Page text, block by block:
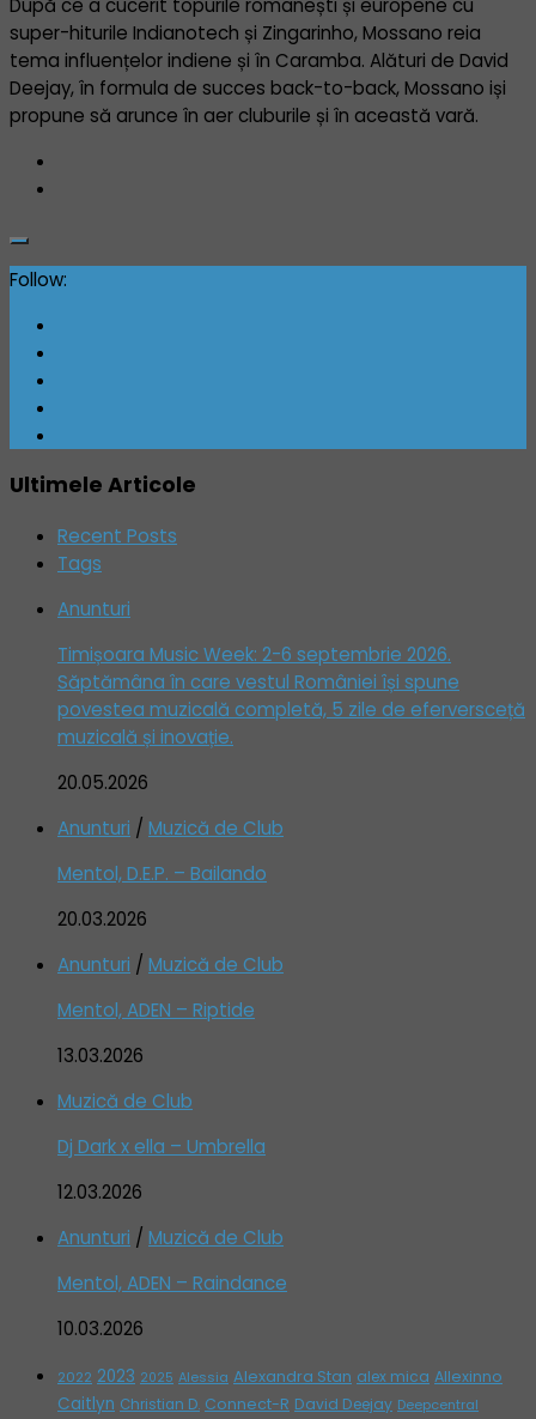
super-hiturile Indianotech și Zingarinho, Mossano reia
tema influențelor indiene și în Caramba. Alături de David
Deejay, în formula de succes back-to-back, Mossano iși
propune să arunce în aer cluburile și în această vară.
Follow:
Ultimele Articole
Recent Posts
Tags
Anunturi
Timișoara Music Week: 2-6 septembrie 2026.
Săptămâna în care vestul României își spune
povestea muzicală completă, 5 zile de eferversceță
muzicală și inovație.
20.05.2026
Anunturi / Muzică de Club
Mentol, D.E.P. – Bailando
20.03.2026
Anunturi / Muzică de Club
Mentol, ADEN – Riptide
13.03.2026
Muzică de Club
Dj Dark x ella – Umbrella
12.03.2026
Anunturi / Muzică de Club
Mentol, ADEN – Raindance
10.03.2026
2022 2023 2025 Alessia Alexandra Stan alex mica Allexinno
Caitlyn Christian D. Connect-R David Deejay Deepcentral